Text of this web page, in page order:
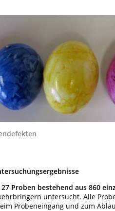
27 Proben bestehend aus 860
untersucht. Alle
Probeneingang und zum